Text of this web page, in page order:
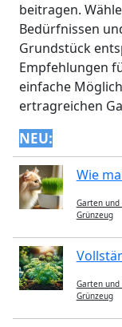
beitragen.
Bedürfnissen
Grundstück
Empfehlungen
einfache
ertragreichen
NEU:
Wie
Garten und
Grünzeug
Garten und
Grünzeug